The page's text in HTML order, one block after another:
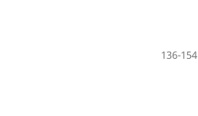
136-154